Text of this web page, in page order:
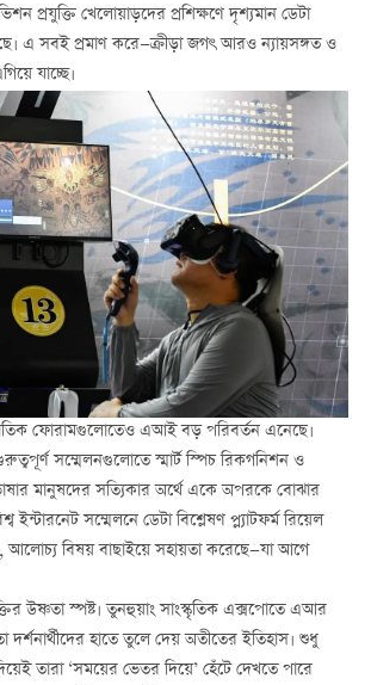
প্রযুক্তি খেলোয়াড়দের প্রশিক্ষণে দৃশ্যমান ডেটা
এ সবই প্রমাণ করে—ক্রীড়া জগৎ আরও ন্যায়সঙ্গত ও
যাচ্ছে।
ফোরামগুলোতেও এআই বড় পরিবর্তন এনেছে।
সম্মেলনগুলোতে স্মার্ট স্পিচ রিকগনিশন ও
মানুষদের সত্যিকার অর্থে একে অপরকে বোঝার
ইন্টারনেট সম্মেলনে ডেটা বিশ্লেষণ প্ল্যাটফর্ম রিয়েল
আলোচ্য বিষয় বাছাইয়ে সহায়তা করেছে—যা আগে
উষ্ণতা স্পষ্ট। তুনহুয়াং সাংস্কৃতিক এক্সপোতে এআর
দর্শনার্থীদের হাতে তুলে দেয় অতীতের ইতিহাস। শুধু
তারা ‘সময়ের ভেতর দিয়ে’ হেঁটে দেখতে পারে